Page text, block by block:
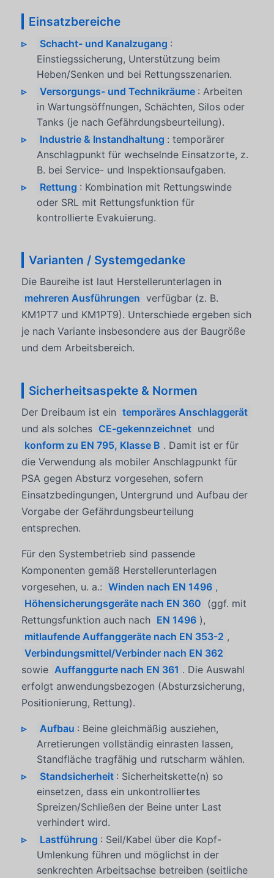
Einsatzbereiche
Schacht- und Kanalzugang :
Einstiegssicherung, Unterstützung beim
Heben/Senken und bei Rettungsszenarien.
Versorgungs- und Technikräume : Arbeiten
in Wartungsöffnungen, Schächten, Silos oder
Tanks (je nach Gefährdungsbeurteilung).
Industrie & Instandhaltung : temporärer
Anschlagpunkt für wechselnde Einsatzorte, z.
B. bei Service- und Inspektionsaufgaben.
Rettung : Kombination mit Rettungswinde
oder SRL mit Rettungsfunktion für
kontrollierte Evakuierung.
Varianten / Systemgedanke
Die Baureihe ist laut Herstellerunterlagen in
mehreren Ausführungen verfügbar (z. B.
KM1PT7 und KM1PT9). Unterschiede ergeben sich
je nach Variante insbesondere aus der Baugröße
und dem Arbeitsbereich.
Sicherheitsaspekte & Normen
Der Dreibaum ist ein temporäres Anschlaggerät
und als solches CE-gekennzeichnet und
konform zu EN 795, Klasse B . Damit ist er für
die Verwendung als mobiler Anschlagpunkt für
PSA gegen Absturz vorgesehen, sofern
Einsatzbedingungen, Untergrund und Aufbau der
Vorgabe der Gefährdungsbeurteilung
entsprechen.
Für den Systembetrieb sind passende
Komponenten gemäß Herstellerunterlagen
vorgesehen, u. a.: Winden nach EN 1496 ,
Höhensicherungsgeräte nach EN 360 (ggf. mit
Rettungsfunktion auch nach EN 1496 ),
mitlaufende Auffanggeräte nach EN 353-2 ,
Verbindungsmittel/Verbinder nach EN 362
sowie Auffanggurte nach EN 361 . Die Auswahl
erfolgt anwendungsbezogen (Absturzsicherung,
Positionierung, Rettung).
Aufbau : Beine gleichmäßig ausziehen,
Arretierungen vollständig einrasten lassen,
Standfläche tragfähig und rutscharm wählen.
Standsicherheit : Sicherheitskette(n) so
einsetzen, dass ein unkontrolliertes
Spreizen/Schließen der Beine unter Last
verhindert wird.
Lastführung : Seil/Kabel über die Kopf-
Umlenkung führen und möglichst in der
senkrechten Arbeitsachse betreiben (seitliche